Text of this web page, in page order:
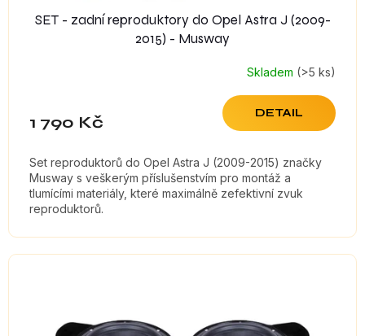
SET - zadní reproduktory do Opel Astra J (2009-
2015) - Musway
Skladem (>5 ks)
1 790 Kč DETAIL
Set reproduktorů do Opel Astra J (2009-2015) značky
Musway s veškerým příslušenstvím pro montáž a
tlumícími materiály, které maximálně zefektivní zvuk
reproduktorů.